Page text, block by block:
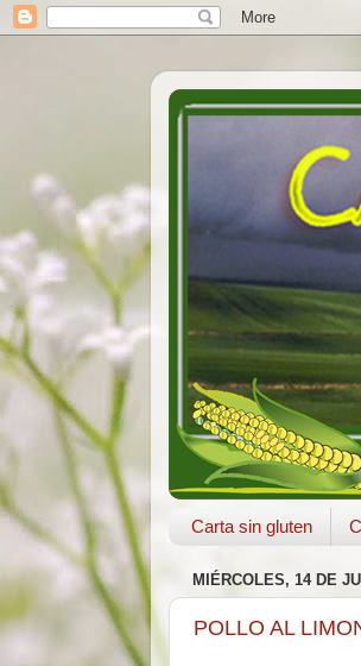
Carta sin gluten
MIÉRCOLES, 14 DE
POLLO AL